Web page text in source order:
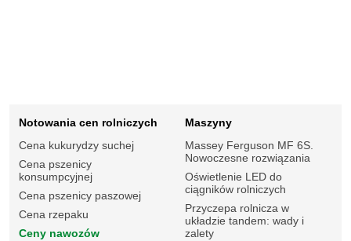
Notowania cen rolniczych
Cena kukurydzy suchej
Cena pszenicy
konsumpcyjnej
Cena pszenicy paszowej
Cena rzepaku
Ceny nawozów
Maszyny
Massey Ferguson MF 6S.
Nowoczesne rozwiązania
Oświetlenie LED do
ciągników rolniczych
Przyczepa rolnicza w
układzie tandem: wady i
zalety